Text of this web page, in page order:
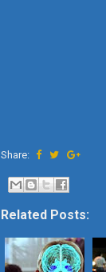
Share:
Related Posts: